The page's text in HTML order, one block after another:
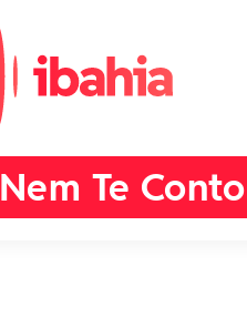
Nem Te Conto